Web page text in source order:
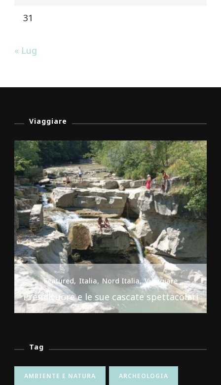
31
« Lug
Viaggiare
Featured Italia Nord Italia Viaggiare
Premilcuore e le sue cascate spettacolari
Tag
AMBIENTE E NATURA ARCHEOLOGIA